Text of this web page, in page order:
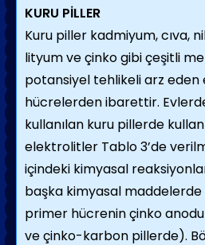
KURU PİLLER
Kuru piller kadmiyum, cıva,
lityum ve çinko gibi çeşitli
potansiyel tehlikeli arz eden
hücrelerden ibarettir.
kullanılan kuru pillerde
elektrolitler Tablo 3’de
içindeki kimyasal
başka kimyasal maddelerde
primer hücrenin çinko
ve çinko-karbon pillerde).